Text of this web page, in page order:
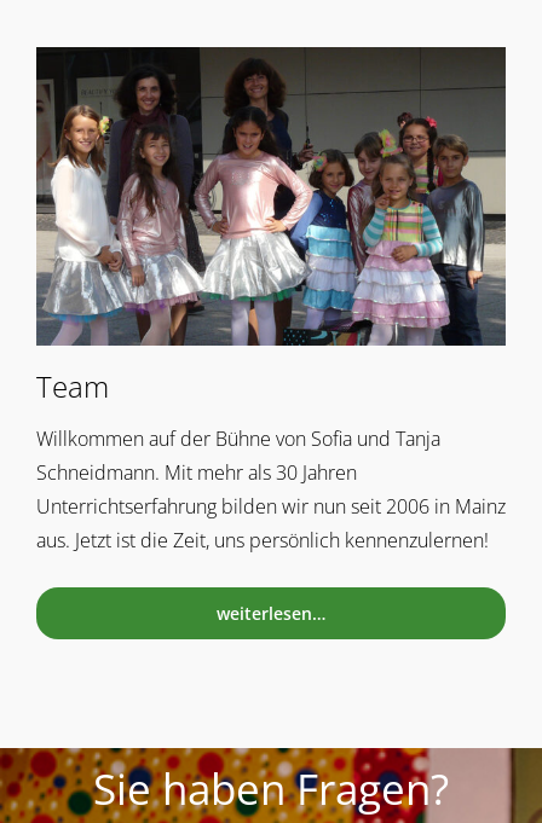
Team
Willkommen auf der Bühne von Sofia und Tanja
Schneidmann. Mit mehr als 30 Jahren
Unterrichtserfahrung bilden wir nun seit 2006 in Mainz
aus. Jetzt ist die Zeit, uns persönlich kennenzulernen!
weiterlesen…
Sie haben Fragen?